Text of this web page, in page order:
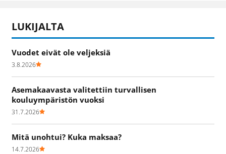
LUKIJALTA
Vuodet eivät ole veljeksiä
3.8.2026
Asemakaavasta valitettiin turvallisen
kouluympäristön vuoksi
31.7.2026
Mitä unohtui? Kuka maksaa?
14.7.2026